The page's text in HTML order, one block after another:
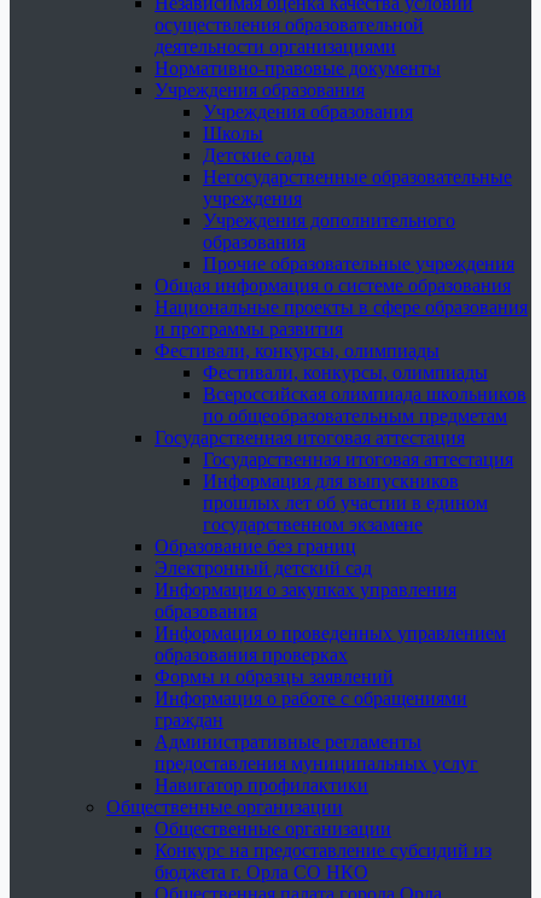
осуществления образовательной
деятельности организациями
Нормативно-правовые документы
Учреждения образования
Учреждения образования
Школы
Детские сады
Негосударственные образовательные
учреждения
Учреждения дополнительного
образования
Прочие образовательные учреждения
Общая информация о системе образования
Национальные проекты в сфере образования
и программы развития
Фестивали, конкурсы, олимпиады
Фестивали, конкурсы, олимпиады
Всероссийская олимпиада школьников
по общеобразовательным предметам
Государственная итоговая аттестация
Государственная итоговая аттестация
Информация для выпускников
прошлых лет об участии в едином
государственном экзамене
Образование без границ
Электронный детский сад
Информация о закупках управления
образования
Информация о проведенных управлением
образования проверках
Формы и образцы заявлений
Информация о работе с обращениями
граждан
Административные регламенты
предоставления муниципальных услуг
Навигатор профилактики
Общественные организации
Общественные организации
Конкурс на предоставление субсидий из
бюджета г. Орла СО НКО
Общественная палата города Орла